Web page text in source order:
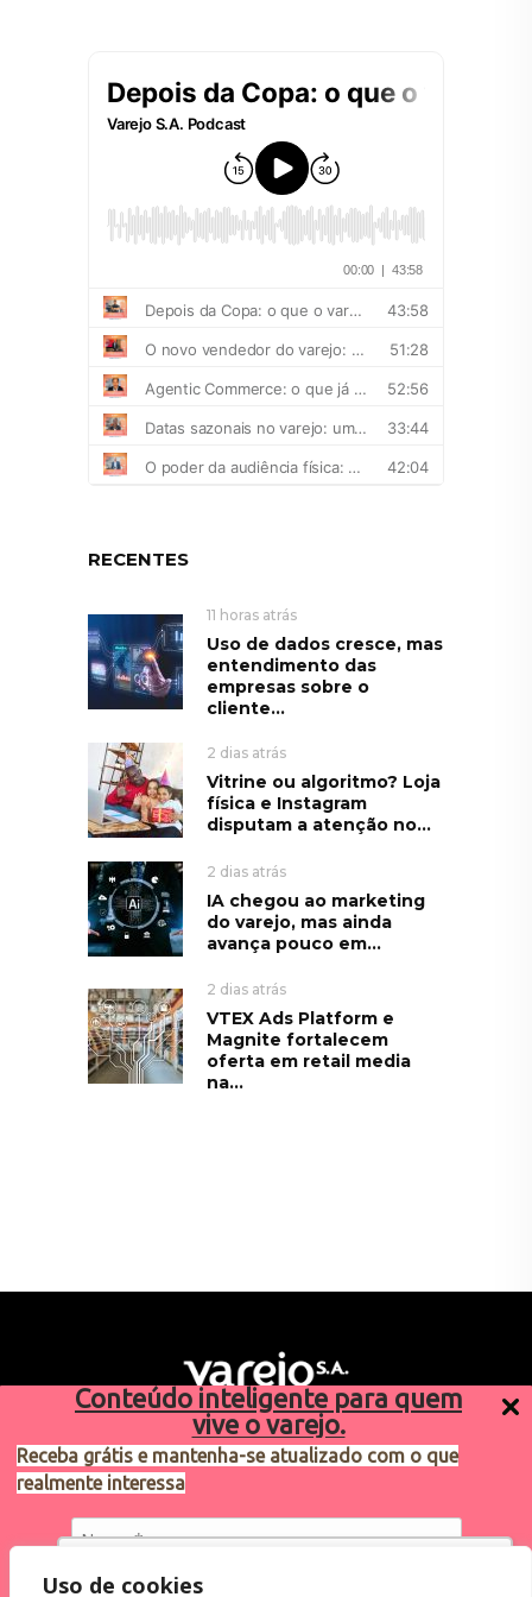
Conteúdo inteligente para quem
vive o varejo.
Receba grátis e mantenha-se atualizado com o que
realmente interessa
Utilizamos cookies para oferecer melhor
Uso de cookies
RECENTES
11 horas atrás
Uso de dados cresce, mas
entendimento das
empresas sobre o
cliente...
2 dias atrás
Vitrine ou algoritmo? Loja
física e Instagram
disputam a atenção no...
2 dias atrás
IA chegou ao marketing
do varejo, mas ainda
avança pouco em...
2 dias atrás
VTEX Ads Platform e
Magnite fortalecem
oferta em retail media
na...
Sugestões de pauta
varejosa@cndl.org.br